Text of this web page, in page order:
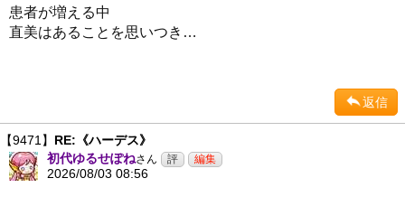
患者が増える中
直美はあることを思いつき…
返信
【9471】 RE:《ハーデス》
初代ゆるせぽねさん
2026/08/03 08:56